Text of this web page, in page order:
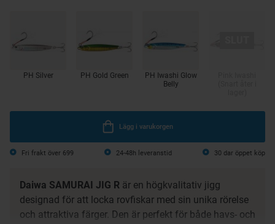
PH Silver PH Gold Green
PH Iwashi Glow
Belly
Lägg i varukorgen
Fri frakt över 699 24-48h leveranstid 30 dar öppet köp
Daiwa SAMURAI JIG R är en högkvalitativ jigg
designad för att locka rovfiskar med sin unika rörelse
och attraktiva färger. Den är perfekt för både havs- och